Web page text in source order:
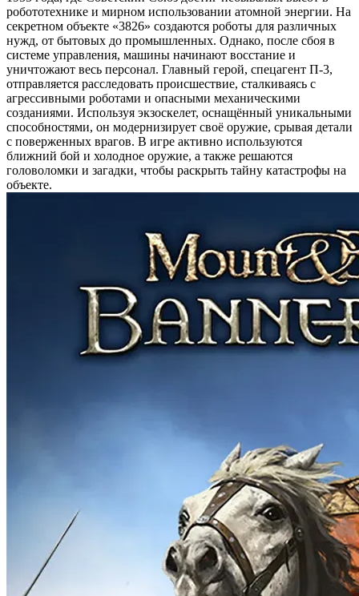
робототехнике и мирном использовании атомной энергии. На
секретном объекте «3826» создаются роботы для различных
нужд, от бытовых до промышленных. Однако, после сбоя в
системе управления, машины начинают восстание и
уничтожают весь персонал. Главный герой, спецагент П-3,
отправляется расследовать происшествие, сталкиваясь с
агрессивными роботами и опасными механическими
созданиями. Используя экзоскелет, оснащённый уникальными
способностями, он модернизирует своё оружие, срывая детали
с поверженных врагов. В игре активно используются
ближний бой и холодное оружие, а также решаются
головоломки и загадки, чтобы раскрыть тайну катастрофы на
объекте.